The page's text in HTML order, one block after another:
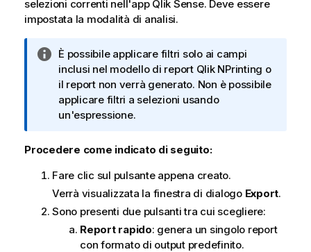
selezioni correnti nell'app Qlik Sense. Deve essere
impostata la modalità di analisi.
N
o
t
a
i
f
r
m
È possibile applicare filtri solo ai campi
inclusi nel modello di report Qlik NPrinting o
il report non verrà generato. Non è possibile
applicare filtri a selezioni usando
un'espressione.
Procedere come indicato di seguito:
Fare clic sul pulsante appena creato.
Verrà visualizzata la finestra di dialogo Export.
Sono presenti due pulsanti tra cui scegliere:
Report rapido: genera un singolo report
con formato di output predefinito.